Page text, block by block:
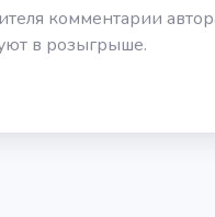
комментарии
в розыгрыше.